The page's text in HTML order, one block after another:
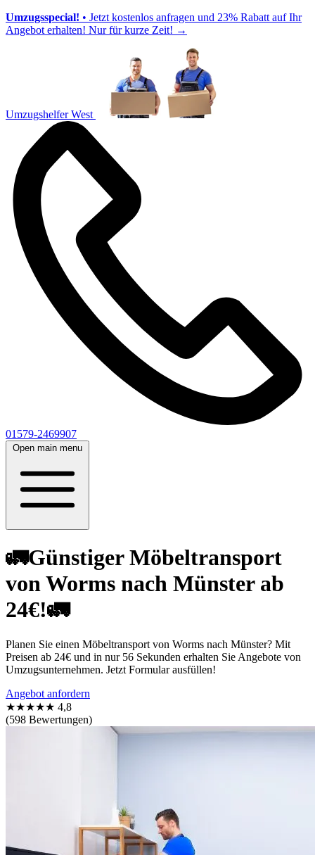
Umzugsspecial! • Jetzt kostenlos anfragen und 23% Rabatt auf Ihr
Angebot erhalten! Nur für kurze Zeit! →
Umzugshelfer West
01579-2469907
Open main menu
🚛Günstiger Möbeltransport
von Worms nach Münster ab
24€!🚛
Planen Sie einen Möbeltransport von Worms nach Münster? Mit
Preisen ab 24€ und in nur 56 Sekunden erhalten Sie Angebote von
Umzugsunternehmen. Jetzt Formular ausfüllen!
Angebot anfordern
★★★★★ 4,8
(598 Bewertungen)